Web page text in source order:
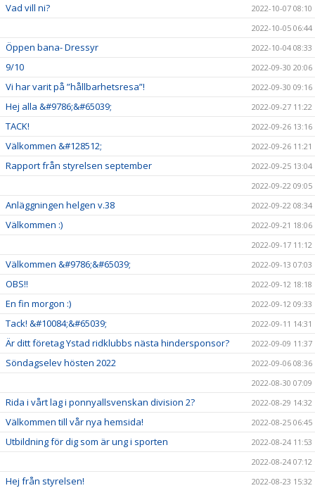
Vad vill ni?
2022-10-07 08:10
2022-10-05 06:44
Öppen bana- Dressyr 2022-10-04 08:33
9/10 2022-09-30 20:06
Vi har varit på ”hållbarhetsresa”! 2022-09-30 09:16
Hej alla &#9786;&#65039; 2022-09-27 11:22
TACK! 2022-09-26 13:16
Välkommen &#128512; 2022-09-26 11:21
Rapport från styrelsen september
2022-09-25 13:04
2022-09-22 09:05
Anläggningen helgen v.38 2022-09-22 08:34
Välkommen :)
2022-09-21 18:06
2022-09-17 11:12
Välkommen &#9786;&#65039; 2022-09-13 07:03
OBS!! 2022-09-12 18:18
En fin morgon :) 2022-09-12 09:33
Tack! &#10084;&#65039; 2022-09-11 14:31
Är ditt företag Ystad ridklubbs nästa hindersponsor? 2022-09-09 11:37
Söndagselev hösten 2022
2022-09-06 08:36
2022-08-30 07:09
Rida i vårt lag i ponnyallsvenskan division 2? 2022-08-29 14:32
Välkommen till vår nya hemsida! 2022-08-25 06:45
Utbildning för dig som är ung i sporten
2022-08-24 11:53
2022-08-24 07:12
Hej från styrelsen! 2022-08-23 15:32